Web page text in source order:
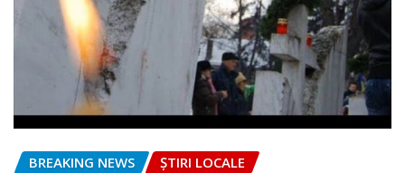
BREAKING NEWS ȘTIRI LOCALE